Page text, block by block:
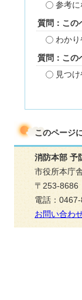
参考に
質問：この
わかり
質問：この
見つ
このページ
消防本部 予
市役所本庁
〒253-
電話：
お問い合わ